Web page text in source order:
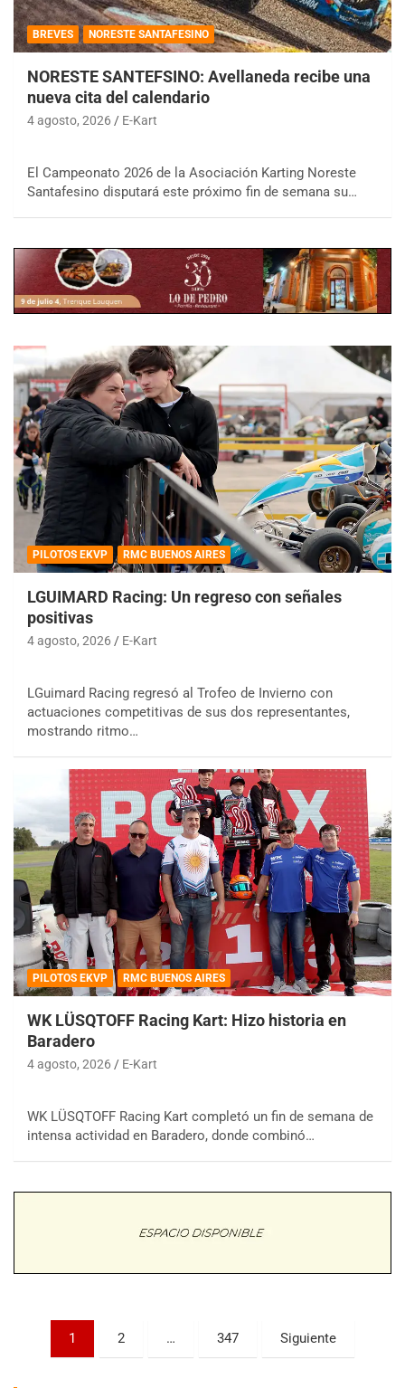
BREVES NORESTE SANTAFESINO
NORESTE SANTEFSINO: Avellaneda recibe una
nueva cita del calendario
4 agosto, 2026 E-Kart
El Campeonato 2026 de la Asociación Karting Noreste
Santafesino disputará este próximo fin de semana su…
PILOTOS EKVP RMC BUENOS AIRES
LGUIMARD Racing: Un regreso con señales
positivas
4 agosto, 2026 E-Kart
LGuimard Racing regresó al Trofeo de Invierno con
actuaciones competitivas de sus dos representantes,
mostrando ritmo…
PILOTOS EKVP RMC BUENOS AIRES
WK LÜSQTOFF Racing Kart: Hizo historia en
Baradero
4 agosto, 2026 E-Kart
WK LÜSQTOFF Racing Kart completó un fin de semana de
intensa actividad en Baradero, donde combinó…
Paginación
1 2 … 347 Siguiente
COBERTURA ESPECIAL DE E-KART.COM.AR
08/09-AGO
Ramiro Tot (Asfalto)
Trenque Lauquen (Buenos Aires)
Villaguay (Entre Ríos)